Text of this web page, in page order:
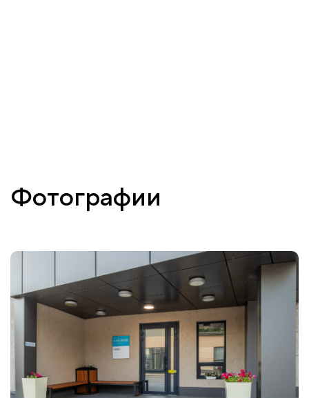
Фотографии